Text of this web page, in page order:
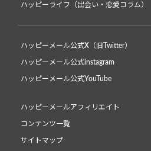
ハッピーライフ（出会い・恋愛コラム）
ハッピーメール公式X（旧Twitter）
ハッピーメール公式instagram
ハッピーメール公式YouTube
ハッピーメールアフィリエイト
コンテンツ一覧
サイトマップ